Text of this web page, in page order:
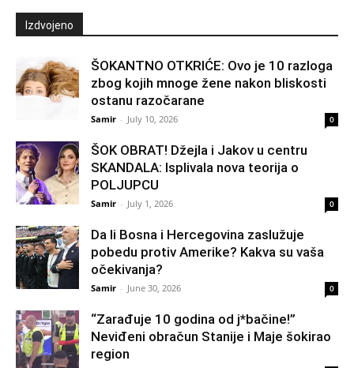
Izdvojeno
ŠOKANTNO OTKRIĆE: Ovo je 10 razloga
zbog kojih mnoge žene nakon bliskosti
ostanu razočarane
Samir - July 10, 2026 0
ŠOK OBRAT! Džejla i Jakov u centru
SKANDALA: Isplivala nova teorija o
POLJUPCU
Samir - July 1, 2026 0
Da li Bosna i Hercegovina zaslužuje
pobedu protiv Amerike? Kakva su vaša
očekivanja?
Samir - June 30, 2026 0
“Zarađuje 10 godina od j*bačine!”
Neviđeni obračun Stanije i Maje šokirao
region